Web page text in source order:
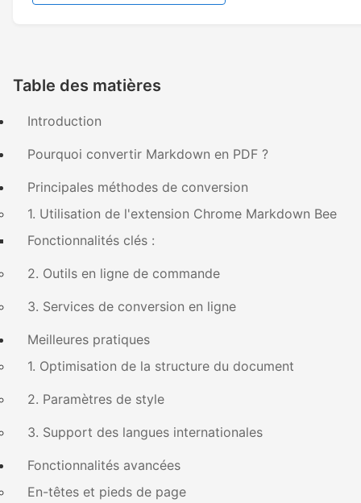
Table des matières
Introduction
Pourquoi convertir Markdown en PDF ?
Principales méthodes de conversion
1. Utilisation de l'extension Chrome Markdown Bee
Fonctionnalités clés :
2. Outils en ligne de commande
3. Services de conversion en ligne
Meilleures pratiques
1. Optimisation de la structure du document
2. Paramètres de style
3. Support des langues internationales
Fonctionnalités avancées
En-têtes et pieds de page